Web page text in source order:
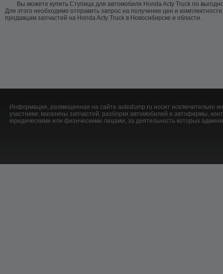
Вы можете купить Ступица для автомобиля Honda Acty Truck по
Для этого необходимо отправить запрос на получение цен и
продавцам запчастей на Honda Acty Truck в Новосибирске и области.
Информация, размещенная на сайте autodump.ru носит исключительно
участники: магазины запчастей, разборки автомобилей и автофирмы,
юридическими или физическими лицами, за деятельность которых